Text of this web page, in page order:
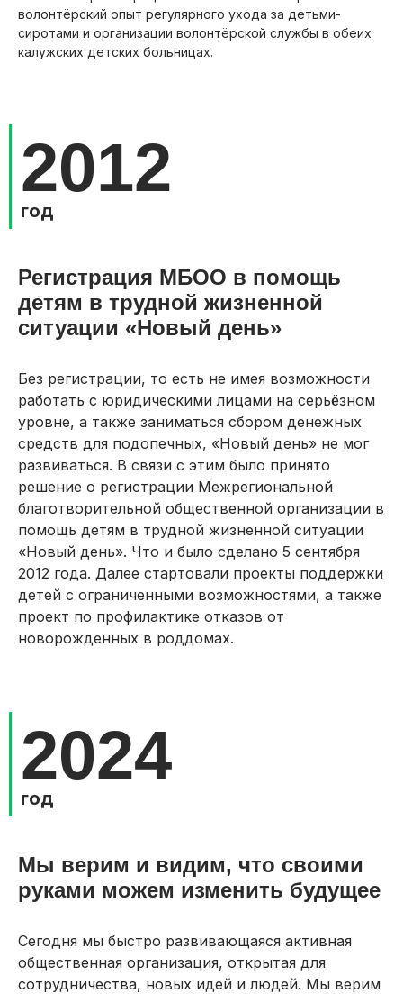
волонтёрский опыт регулярного ухода за детьми-
сиротами и организации волонтёрской службы в обеих
калужских детских больницах.
2012
год
Регистрация МБОО в помощь
детям в трудной жизненной
ситуации «Новый день»
Без регистрации, то есть не имея возможности
работать с юридическими лицами на серьёзном
уровне, а также заниматься сбором денежных
средств для подопечных, «Новый день» не мог
развиваться. В связи с этим было принято
решение о регистрации Межрегиональной
благотворительной общественной организации в
помощь детям в трудной жизненной ситуации
«Новый день». Что и было сделано 5 сентября
2012 года. Далее стартовали проекты поддержки
детей с ограниченными возможностями, а также
проект по профилактике отказов от
новорожденных в роддомах.
2024
год
Мы верим и видим, что своими
руками можем изменить будущее
Сегодня мы быстро развивающаяся активная
общественная организация, открытая для
сотрудничества, новых идей и людей. Мы верим